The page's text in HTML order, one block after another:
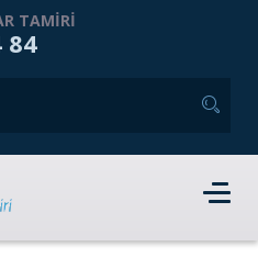
TAMIRI
84